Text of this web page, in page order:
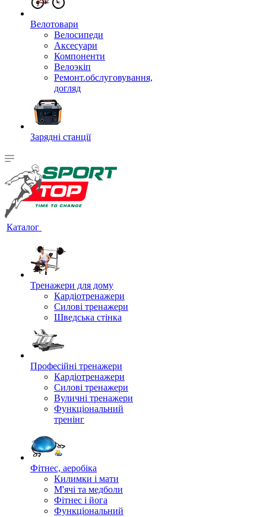
Велотовари
Велосипеди
Аксесуари
Компоненти
Велоэкіп
Ремонт.обслуговування,
догляд
Зарядні станції
Каталог
Тренажери для дому
Кардіотренажери
Силові тренажери
Шведська стінка
Професійні тренажери
Кардіотренажери
Силові тренажери
Вуличні тренажери
Функціональний
тренінг
Фітнес, аеробіка
Килимки і мати
М'ячі та медболи
Фітнес і йога
Функціональний